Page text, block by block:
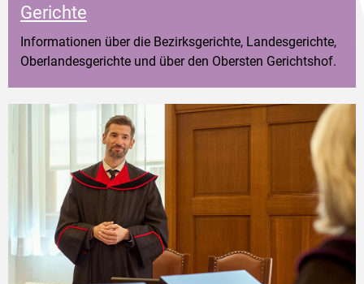
Gerichte
Informationen über die Bezirksgerichte, Landesgerichte,
Oberlandesgerichte und über den Obersten Gerichtshof.